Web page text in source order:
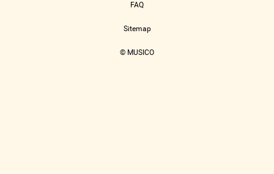
FAQ
Sitemap
© MUSICO